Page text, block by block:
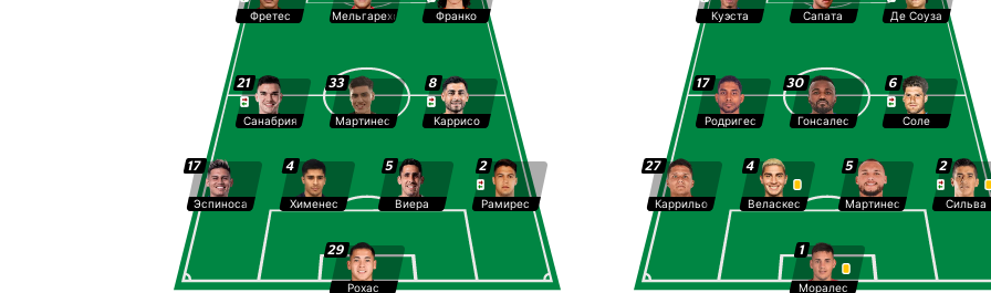
5
Виера
2
Рамирес
17
Эспиноса
8
Каррисо
4
Хименес
Мельгарехо Франко
33
Мартинес
29
Рохас
Фретес
21
Санабрия
2
Сильва
4
Веласкес
1
Моралес
5
Мартинес
27
Каррильо
Куэста
17
Родригес
Сапата
6
Соле
Де Соуза
30
Гонсалес